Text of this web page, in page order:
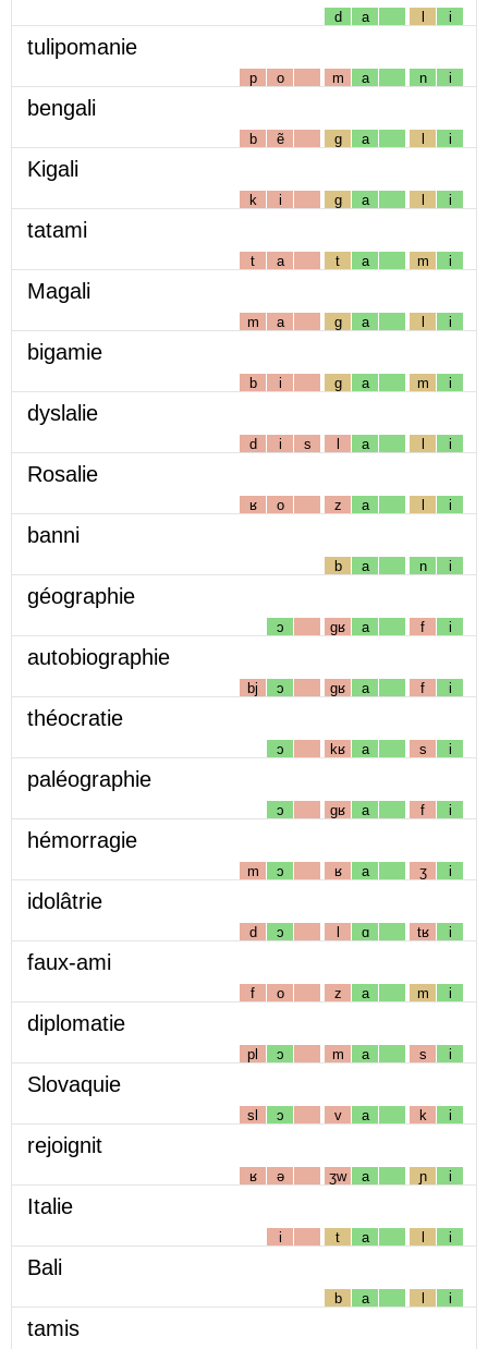
d a l i
tulipomanie
p o m a n i
bengali
b ẽ g a l i
Kigali
k i g a l i
tatami
t a t a m i
Magali
m a g a l i
bigamie
b i g a m i
dyslalie
d i s l a l i
Rosalie
ʁ o z a l i
banni
b a n i
géographie
ɔ gʁ a f i
autobiographie
bj ɔ gʁ a f i
théocratie
ɔ kʁ a s i
paléographie
ɔ gʁ a f i
hémorragie
m ɔ ʁ a ʒ i
idolâtrie
d ɔ l ɑ tʁ i
faux-ami
f o z a m i
diplomatie
pl ɔ m a s i
Slovaquie
sl ɔ v a k i
rejoignit
ʁ ə ʒw a ɲ i
Italie
i t a l i
Bali
b a l i
tamis